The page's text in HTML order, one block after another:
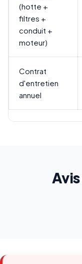
(hotte +
filtres +
conduit +
moteur)
Contrat
d'entretien
annuel